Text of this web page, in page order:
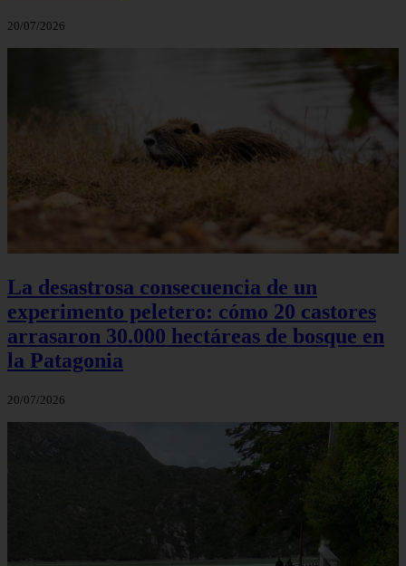
20/07/2026
La desastrosa consecuencia de un
experimento peletero: cómo 20 castores
arrasaron 30.000 hectáreas de bosque en
la Patagonia
20/07/2026